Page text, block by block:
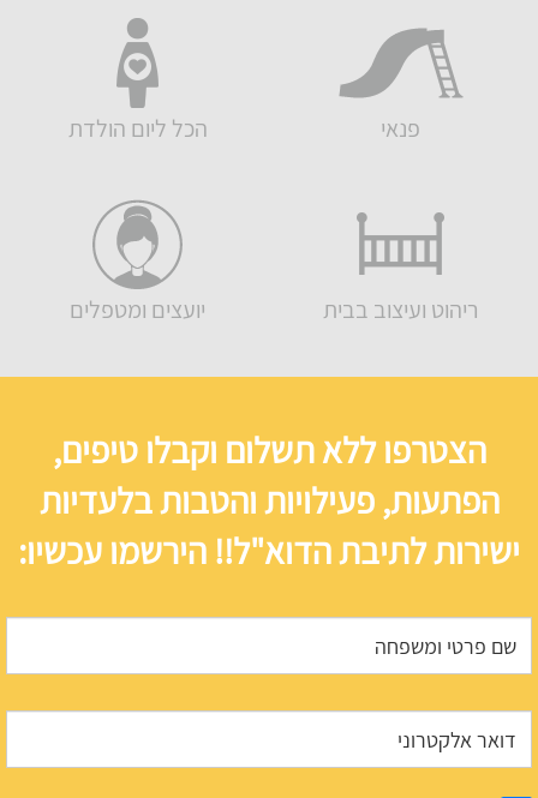
הכל ליום הולדת פנאי
יועצים ומטפלים ריהוט ועיצוב בבית
הצטרפו ללא תשלום וקבלו טיפים,
הפתעות, פעילויות והטבות בלעדיות
ישירות לתיבת הדוא"ל!! הירשמו עכשיו: